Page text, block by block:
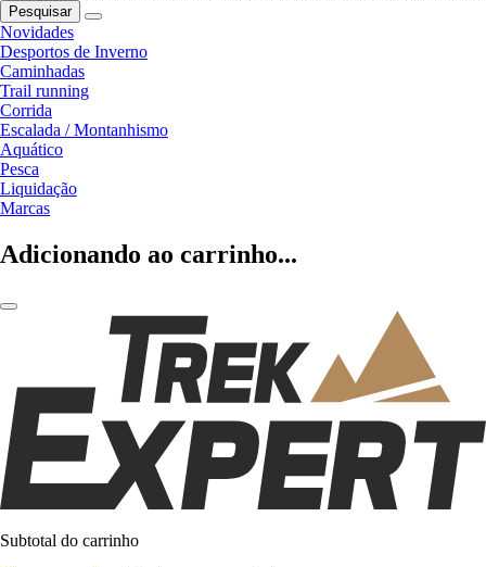
Pesquisar
Novidades
Desportos de Inverno
Caminhadas
Trail running
Corrida
Escalada / Montanhismo
Aquático
Pesca
Liquidação
Marcas
Adicionando ao carrinho...
Subtotal do carrinho